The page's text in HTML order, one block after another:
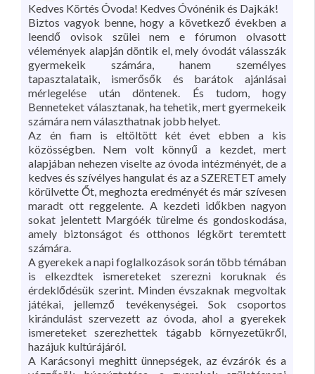
Kedves Körtés Óvoda! Kedves Óvónénik és Dajkák!
Biztos vagyok benne, hogy a következő években a
leendő ovisok szülei nem e fórumon olvasott
vélemények alapján döntik el, mely óvodát válasszák
gyermekeik számára, hanem személyes
tapasztalataik, ismerősők és barátok ajánlásai
mérlegelése után döntenek. És tudom, hogy
Benneteket választanak, ha tehetik, mert gyermekeik
számára nem választhatnak jobb helyet.
Az én fiam is eltöltött két évet ebben a kis
közösségben. Nem volt könnyű a kezdet, mert
alapjában nehezen viselte az óvoda intézményét, de a
kedves és szívélyes hangulat és az a SZERETET amely
körülvette Őt, meghozta eredményét és már szívesen
maradt ott reggelente. A kezdeti időkben nagyon
sokat jelentett Margóék türelme és gondoskodása,
amely biztonságot és otthonos légkört teremtett
számára.
A gyerekek a napi foglalkozások során több témában
is elkezdtek ismereteket szerezni koruknak és
érdeklődésük szerint. Minden évszaknak megvoltak
játékai, jellemző tevékenységei. Sok csoportos
kirándulást szervezett az óvoda, ahol a gyerekek
ismereteket szerezhettek tágabb környezetükről,
hazájuk kultúrájáról.
A Karácsonyi meghitt ünnepségek, az évzárók és a